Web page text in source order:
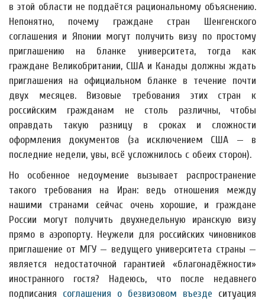
в этой области не поддаётся рациональному объяснению.
Непонятно, почему граждане стран Шенгенского
соглашения и Японии могут получить визу по простому
приглашению на бланке университета, тогда как
граждане Великобритании, США и Канады должны ждать
приглашения на официальном бланке в течение почти
двух месяцев. Визовые требования этих стран к
российским гражданам не столь различны, чтобы
оправдать такую разницу в сроках и сложности
оформления документов (за исключением США — в
последние недели, увы, всё усложнилось с обеих сторон).
Но особенное недоумение вызывает распространение
такого требования на Иран: ведь отношения между
нашими странами сейчас очень хорошие, и граждане
России могут получить двухнедельную иранскую визу
прямо в аэропорту. Неужели для российских чиновников
приглашение от МГУ — ведущего университета страны —
является недостаточной гарантией «благонадёжности»
иностранного гостя? Надеюсь, что после недавнего
подписания соглашения о безвизовом въезде ситуация